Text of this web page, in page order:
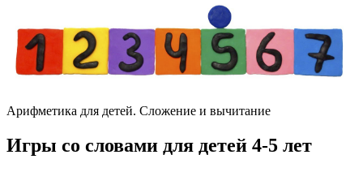
Арифметика для детей. Сложение и вычитание
Игры со словами для детей 4-5 лет